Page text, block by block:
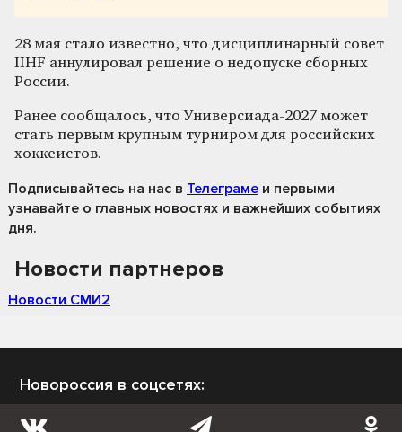
28 мая стало известно, что дисциплинарный совет
IIHF аннулировал решение о недопуске сборных
России.
Ранее сообщалось, что Универсиада-2027 может
стать первым крупным турниром для российских
хоккеистов.
Подписывайтесь на нас в Телеграме и первыми
узнавайте о главных новостях и важнейших событиях
дня.
Новости партнеров
Новости СМИ2
Новороссия в соцсетях: